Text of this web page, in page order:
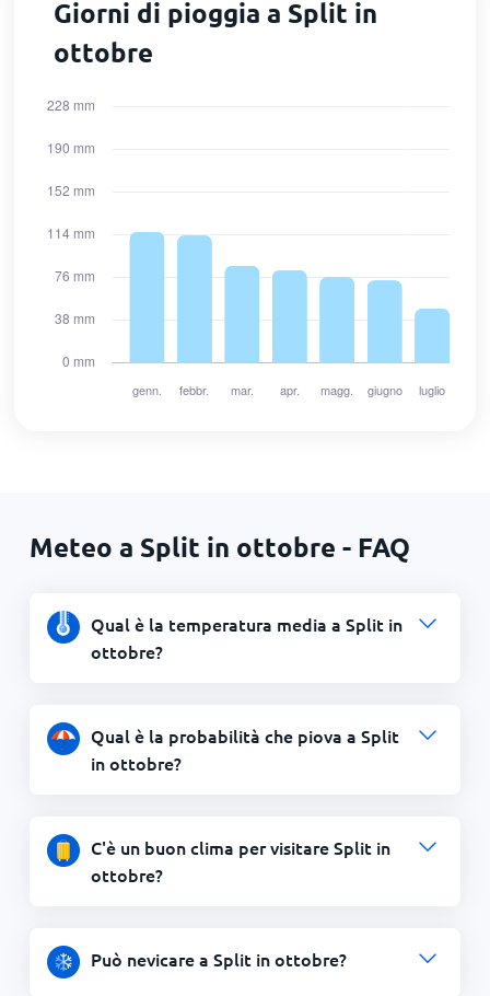
Giorni di pioggia a Split in
ottobre
Meteo a Split in ottobre - FAQ
Qual è la temperatura media a Split in
ottobre?
Qual è la probabilità che piova a Split
in ottobre?
C'è un buon clima per visitare Split in
ottobre?
Può nevicare a Split in ottobre?